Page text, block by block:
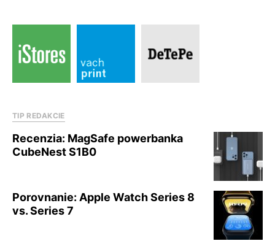
TIP REDAKCIE
Recenzia: MagSafe powerbanka
CubeNest S1B0
Porovnanie: Apple Watch Series 8
vs. Series 7